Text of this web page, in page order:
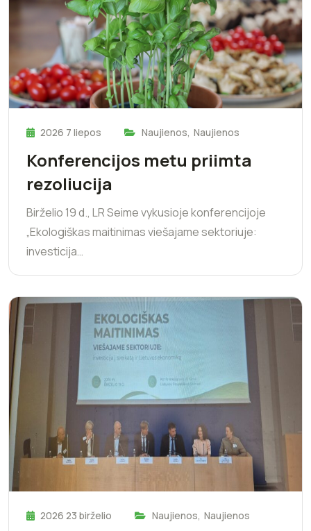
2026 7 liepos Naujienos, Naujienos
Konferencijos metu priimta
rezoliucija
Birželio 19 d., LR Seime vykusioje konferencijoje
„Ekologiškas maitinimas viešajame sektoriuje:
investicija…
2026 23 birželio Naujienos, Naujienos